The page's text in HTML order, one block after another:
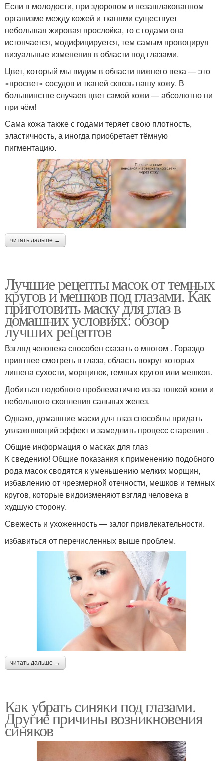
Если в молодости, при здоровом и незашлакованном
организме между кожей и тканями существует
небольшая жировая прослойка, то с годами она
истончается, модифицируется, тем самым провоцируя
визуальные изменения в области под глазами.
Цвет, который мы видим в области нижнего века — это
«просвет» сосудов и тканей сквозь нашу кожу. В
большинстве случаев цвет самой кожи — абсолютно ни
при чём!
Сама кожа также с годами теряет свою плотность,
эластичность, а иногда приобретает тёмную
пигментацию.
читать дальше →
Лучшие рецепты масок от темных
кругов и мешков под глазами. Как
приготовить маску для глаз в
домашних условиях: обзор
лучших рецептов
Взгляд человека способен сказать о многом . Гораздо
приятнее смотреть в глаза, область вокруг которых
лишена сухости, морщинок, темных кругов или мешков.
Добиться подобного проблематично из-за тонкой кожи и
небольшого скопления сальных желез.
Однако, домашние маски для глаз способны придать
увлажняющий эффект и замедлить процесс старения .
Общие информация о масках для глаз
К сведению! Общие показания к применению подобного
рода масок сводятся к уменьшению мелких морщин,
избавлению от чрезмерной отечности, мешков и темных
кругов, которые видоизменяют взгляд человека в
худшую сторону.
Свежесть и ухоженность — залог привлекательности.
избавиться от перечисленных выше проблем.
читать дальше →
Как убрать синяки под глазами.
Другие причины возникновения
синяков